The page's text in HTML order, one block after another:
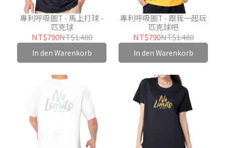
專利呼吸圖T - 馬上打球 -
匹克球
NT$790NT$1.480
In den Warenkorb
專利呼吸圖T - 跟我一起玩
匹克球吧
NT$790NT$1.480
In den Warenkorb